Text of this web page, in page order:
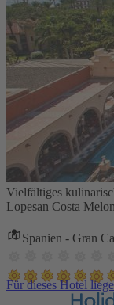
Vielfältiges
Lopesan Costa
Spanien - Gran
Für dieses Hotel